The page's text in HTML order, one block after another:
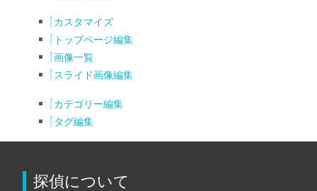
カスタマイズ
トップページ編集
画像一覧
スライド画像編集
カテゴリー編集
タグ編集
探偵について